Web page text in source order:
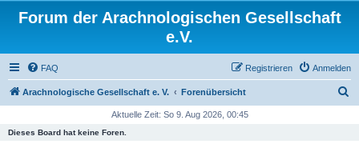
Forum der Arachnologischen Gesellschaft
e.V.
FAQ Anmelden
Registrieren
Arachnologische Gesellschaft e. V. Forenübersicht
Aktuelle Zeit: So 9. Aug 2026, 00:45
Dieses Board hat keine Foren.